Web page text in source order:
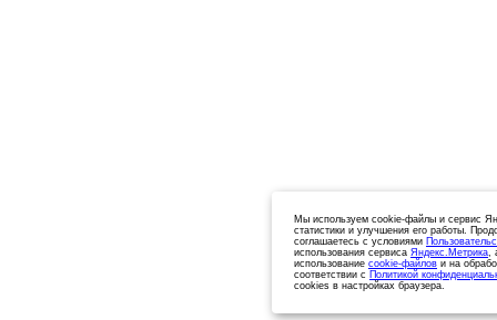
Мы используем cookie-файлы и сервис
статистики и улучшения его работы.
соглашаетесь с условиями
использования сервиса Яндекс.Метрика,
использование cookie-файлов и на
соответствии с Политикой
cookies в настройках браузера.